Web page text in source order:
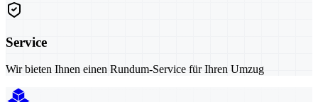
Service
Wir bieten Ihnen einen Rundum-Service für Ihren Umzug